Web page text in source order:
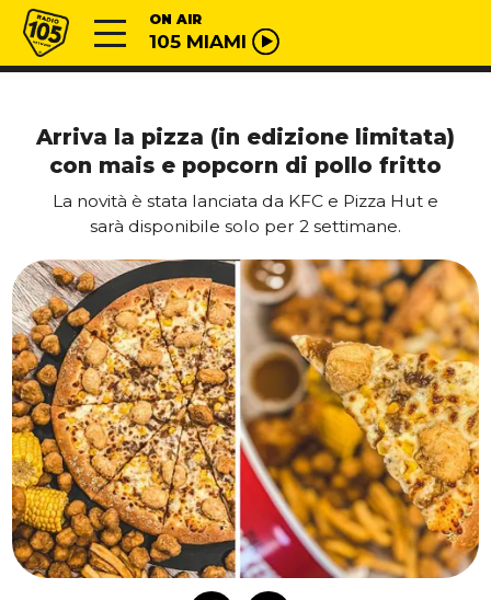
Vai al contenuto
Radio 105 ON AIR
105 MIAMI
Arriva la pizza (in edizione limitata)
con mais e popcorn di pollo fritto
La novità è stata lanciata da KFC e Pizza Hut e
sarà disponibile solo per 2 settimane.